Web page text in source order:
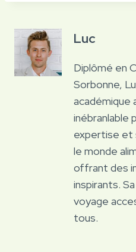
Luc
Diplômé en
Sorbonne,
académique
inébranlable
expertise et
le monde
offrant des
inspirants.
voyage
tous.